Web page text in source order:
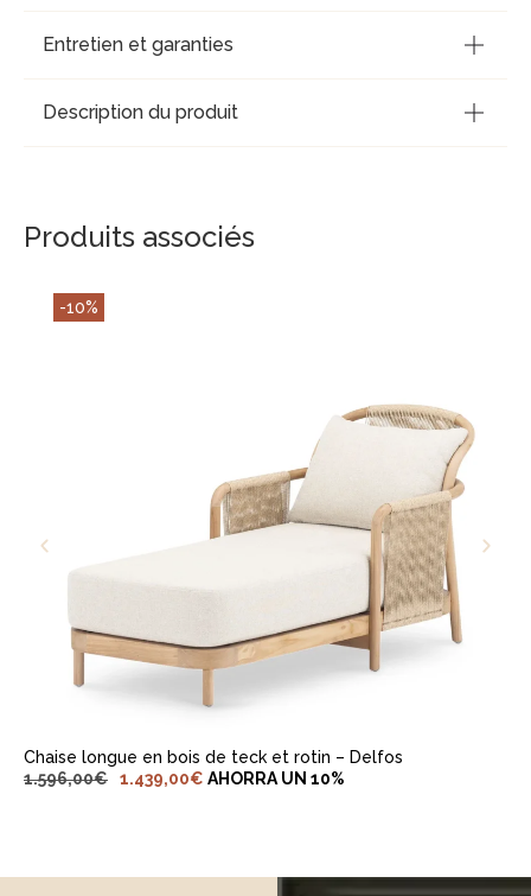
Entretien et garanties
Description du produit
Produits associés
-10%
AJOUTER AU PANIER
Chaise longue en bois de teck et rotin – Delfos
1.596,00€ 1.439,00€ AHORRA UN 10%